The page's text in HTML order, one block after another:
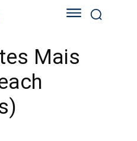
Mais